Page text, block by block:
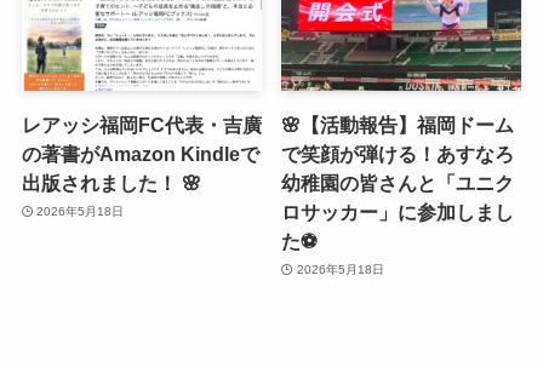
レアッシ福岡FC代表・吉廣
の著書がAmazon Kindleで
出版されました！ 🌸
2026年5月18日
🌸【活動報告】福岡ドーム
で笑顔が弾ける！あすなろ
幼稚園の皆さんと「ユニク
ロサッカー」に参加しまし
た⚽️
2026年5月18日